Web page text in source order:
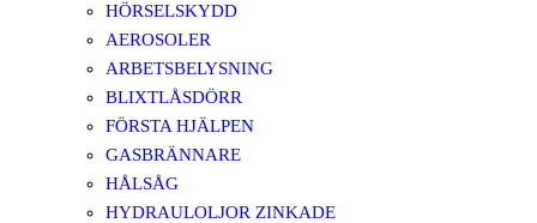
HÖRSELSKYDD
AEROSOLER
ARBETSBELYSNING
BLIXTLÅSDÖRR
FÖRSTA HJÄLPEN
GASBRÄNNARE
HÅLSÅG
HYDRAULOLJOR ZINKADE